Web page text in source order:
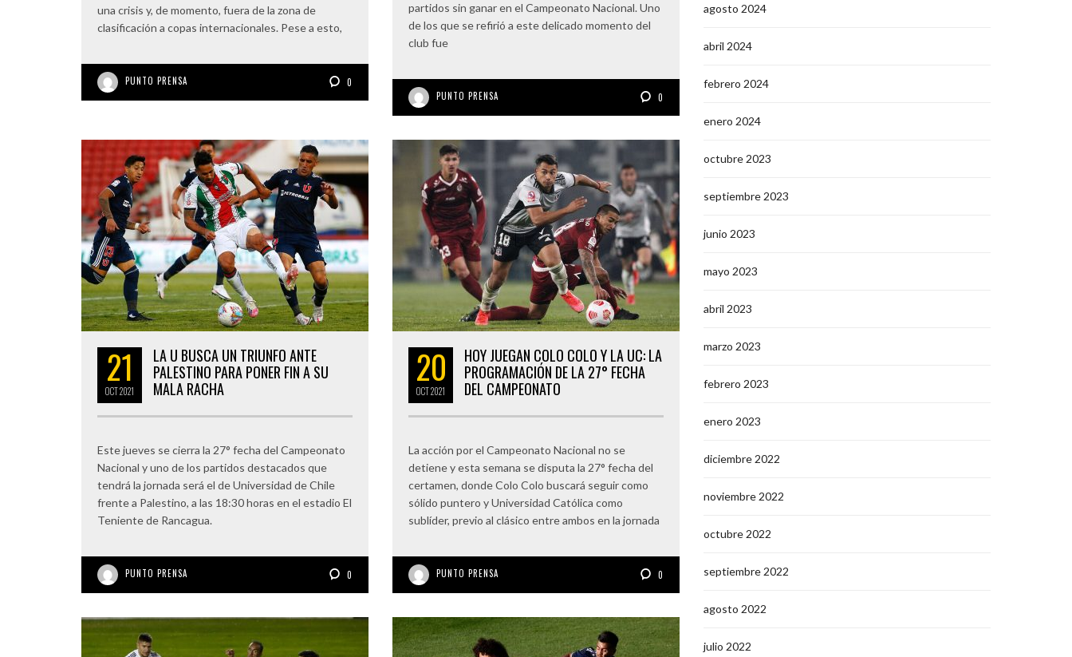
una crisis y, de momento, fuera de la zona de
clasificación a copas internacionales. Pese a esto,
PUNTO PRENSA 0
partidos sin ganar en el Campeonato Nacional. Uno
de los que se refirió a este delicado momento del
club fue
PUNTO PRENSA 0
21
OCT2021
LA U BUSCA UN TRIUNFO ANTE
PALESTINO PARA PONER FIN A SU
MALA RACHA
Este jueves se cierra la 27° fecha del Campeonato
Nacional y uno de los partidos destacados que
tendrá la jornada será el de Universidad de Chile
frente a Palestino, a las 18:30 horas en el estadio El
Teniente de Rancagua.
PUNTO PRENSA 0
20
OCT2021
HOY JUEGAN COLO COLO Y LA UC: LA
PROGRAMACIÓN DE LA 27° FECHA
DEL CAMPEONATO
La acción por el Campeonato Nacional no se
detiene y esta semana se disputa la 27° fecha del
certamen, donde Colo Colo buscará seguir como
sólido puntero y Universidad Católica como
sublíder, previo al clásico entre ambos en la jornada
PUNTO PRENSA 0
agosto 2024
abril 2024
febrero 2024
enero 2024
octubre 2023
septiembre 2023
junio 2023
mayo 2023
abril 2023
marzo 2023
febrero 2023
enero 2023
diciembre 2022
noviembre 2022
octubre 2022
septiembre 2022
agosto 2022
julio 2022